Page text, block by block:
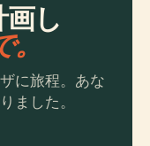
し
に旅程。あな
ました。